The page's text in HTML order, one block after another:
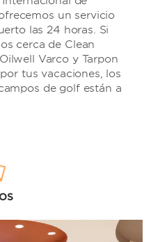
un servicio
las 24 horas. Si
cerca de Clean
Varco y Tarpon
tus vacaciones, los
de golf están a